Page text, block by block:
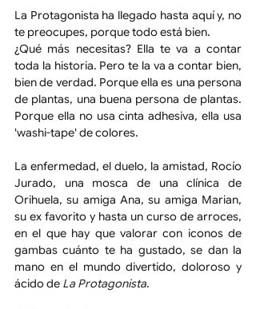
La Protagonista ha llegado hasta aquí y, no
te preocupes, porque todo está bien.
¿Qué más necesitas? Ella te va a contar
toda la historia. Pero te la va a contar bien,
bien de verdad. Porque ella es una persona
de plantas, una buena persona de plantas.
Porque ella no usa cinta adhesiva, ella usa
'washi-tape' de colores.
La enfermedad, el duelo, la amistad, Rocío
Jurado, una mosca de una clínica de
Orihuela, su amiga Ana, su amiga Marian,
su ex favorito y hasta un curso de arroces,
en el que hay que valorar con iconos de
gambas cuánto te ha gustado, se dan la
mano en el mundo divertido, doloroso y
ácido de La Protagonista.